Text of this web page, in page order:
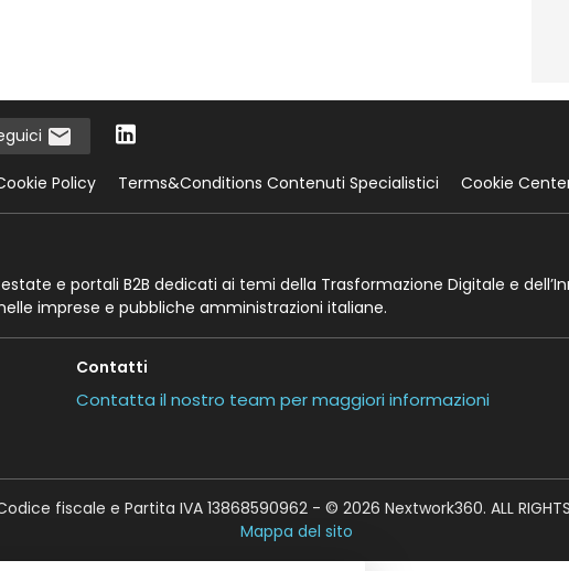
Policy Terms&Conditions Contenuti Specialistici Cookie
e portali B2B dedicati ai temi della Trasformazione Digitale e
imprese e pubbliche amministrazioni italiane.
Contatti
Contatta il nostro team per maggiori informazioni
fiscale e Partita IVA 13868590962 - © 2026 Nextwork360. ALL RIGHTS
Mappa del sito